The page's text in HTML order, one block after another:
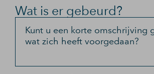
Wat is er gebeurd?
Kunt u een korte omschrijving
wat zich heeft voorgedaan?